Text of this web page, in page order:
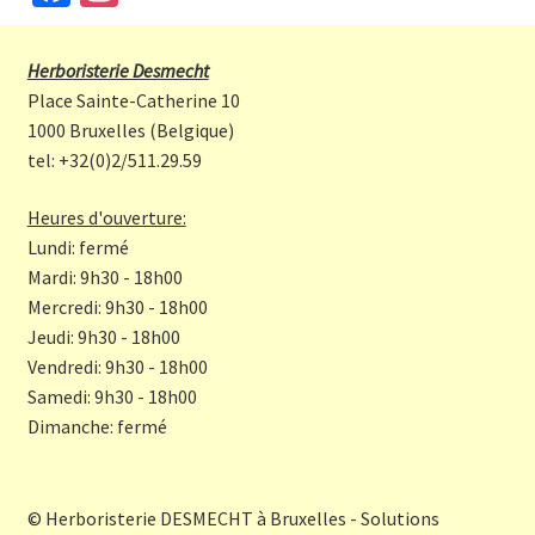
ce
b
o
o
k
st
a
gr
a
m
Herboristerie Desmecht
Place Sainte-Catherine 10
1000 Bruxelles (Belgique)
tel: +32(0)2/511.29.59
Heures d'ouverture:
Lundi: fermé
Mardi: 9h30 - 18h00
Mercredi: 9h30 - 18h00
Jeudi: 9h30 - 18h00
Vendredi: 9h30 - 18h00
Samedi: 9h30 - 18h00
Dimanche: fermé
© Herboristerie DESMECHT à Bruxelles - Solutions